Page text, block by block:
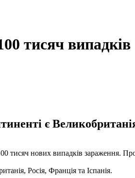
тисяч
є
тисяч нових випадків зараження.
Росія, Франція та Іспанія.